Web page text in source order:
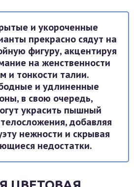
и укороченные
прекрасно сядут на
фигуру, акцентируя
на женственности
и тонкости талии.
и удлиненные
в свою очередь,
украсить пышный
добавляя
нежности и скрывая
недостатки.